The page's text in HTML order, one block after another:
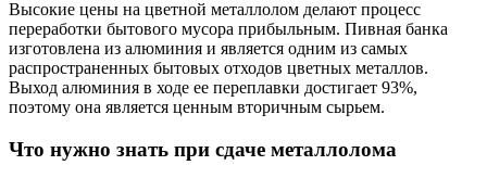
Высокие цены на цветной металлолом делают процесс
переработки бытового мусора прибыльным. Пивная банка
изготовлена из алюминия и является одним из самых
распространенных бытовых отходов цветных металлов.
Выход алюминия в ходе ее переплавки достигает 93%,
поэтому она является ценным вторичным сырьем.
Что нужно знать при сдаче металлолома